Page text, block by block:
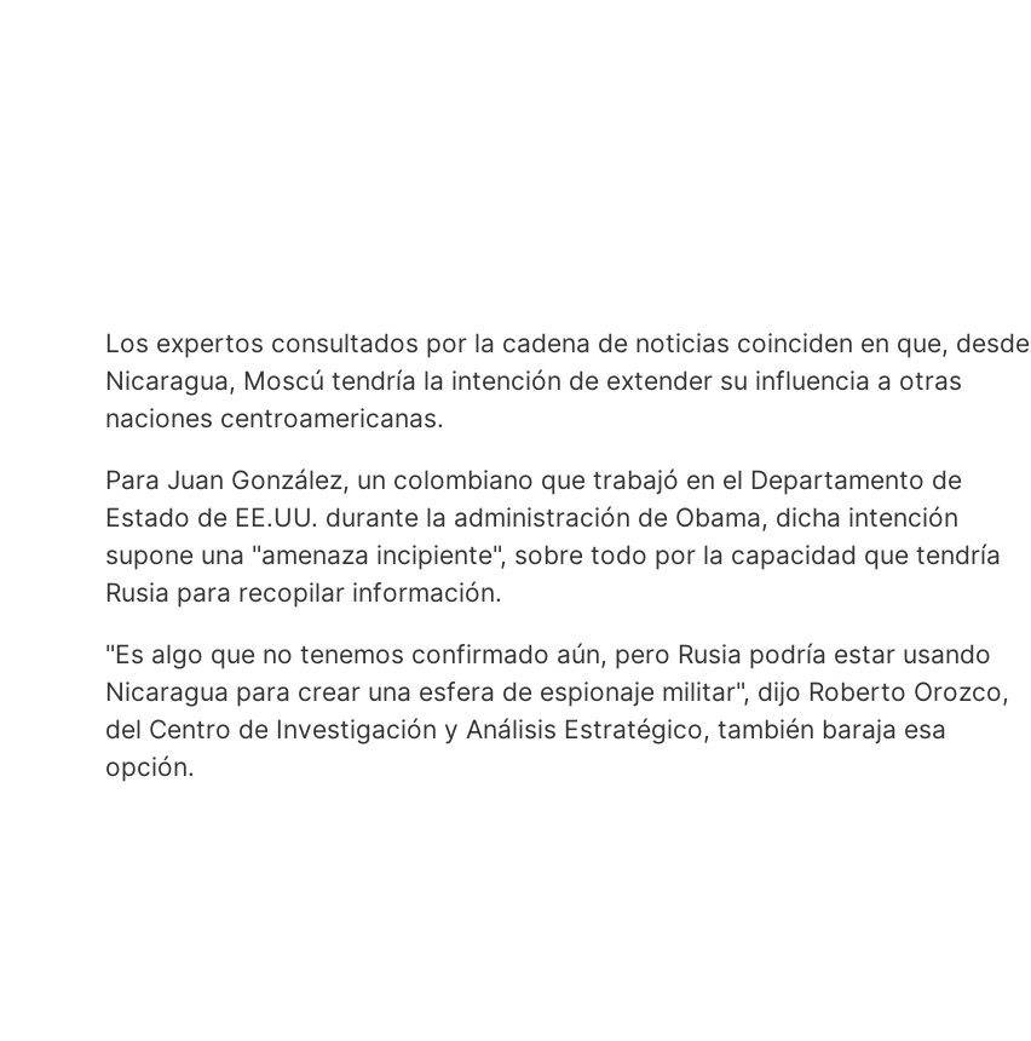
Los expertos consultados por la cadena de noticias coinciden en que, desde
Nicaragua, Moscú tendría la intención de extender su influencia a otras
naciones centroamericanas.
Para Juan González, un colombiano que trabajó en el Departamento de
Estado de EE.UU. durante la administración de Obama, dicha intención
supone una "amenaza incipiente", sobre todo por la capacidad que tendría
Rusia para recopilar información.
"Es algo que no tenemos confirmado aún, pero Rusia podría estar usando
Nicaragua para crear una esfera de espionaje militar", dijo Roberto Orozco,
del Centro de Investigación y Análisis Estratégico, también baraja esa
opción.